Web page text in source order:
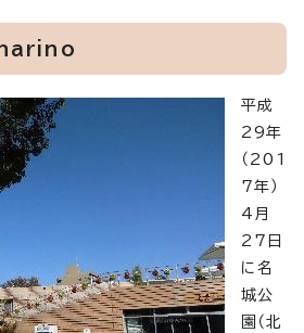
平成
29年
（201
7年）
4月
27日
に名
城公
園（北